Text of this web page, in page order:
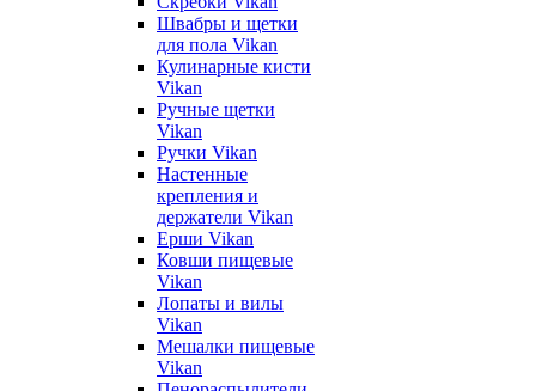
Швабры и щетки
для пола Vikan
Кулинарные кисти
Vikan
Ручные щетки
Vikan
Ручки Vikan
Настенные
крепления и
держатели Vikan
Ерши Vikan
Ковши пищевые
Vikan
Лопаты и вилы
Vikan
Мешалки пищевые
Vikan